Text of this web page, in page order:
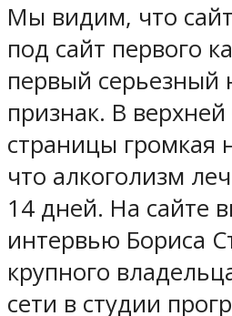
Мы видим, что
под сайт первого
первый серьезный
признак. В верхней
страницы громкая
что алкоголизм
14 дней. На сайте
интервью Бориса
крупного
сети в студии